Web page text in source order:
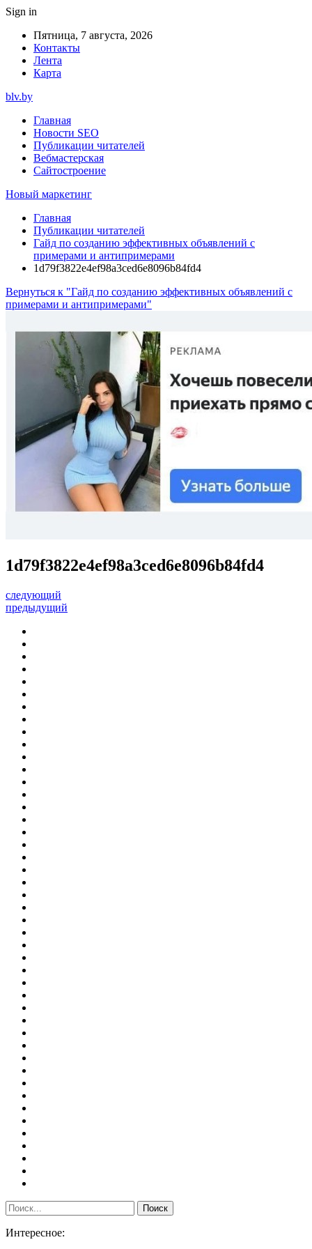
Sign in
Пятница, 7 августа, 2026
Контакты
Лента
Карта
blv.by
Главная
Новости SEO
Публикации читателей
Вебмастерская
Сайтостроение
Новый маркетинг
Главная
Публикации читателей
Гайд по созданию эффективных объявлений с
примерами и антипримерами
1d79f3822e4ef98a3ced6e8096b84fd4
Вернуться к "Гайд по созданию эффективных объявлений с
примерами и антипримерами"
1d79f3822e4ef98a3ced6e8096b84fd4
следующий
предыдущий
Интересное: